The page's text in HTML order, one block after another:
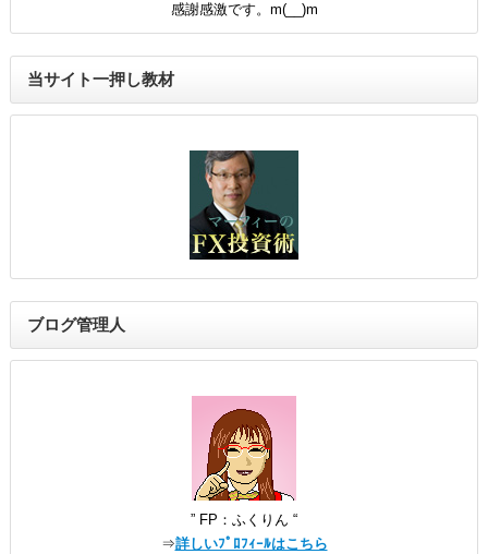
感謝感激です。m(__)m
当サイト一押し教材
ブログ管理人
” FP：ふくりん “
⇒詳しいﾌﾟﾛﾌｨｰﾙはこちら